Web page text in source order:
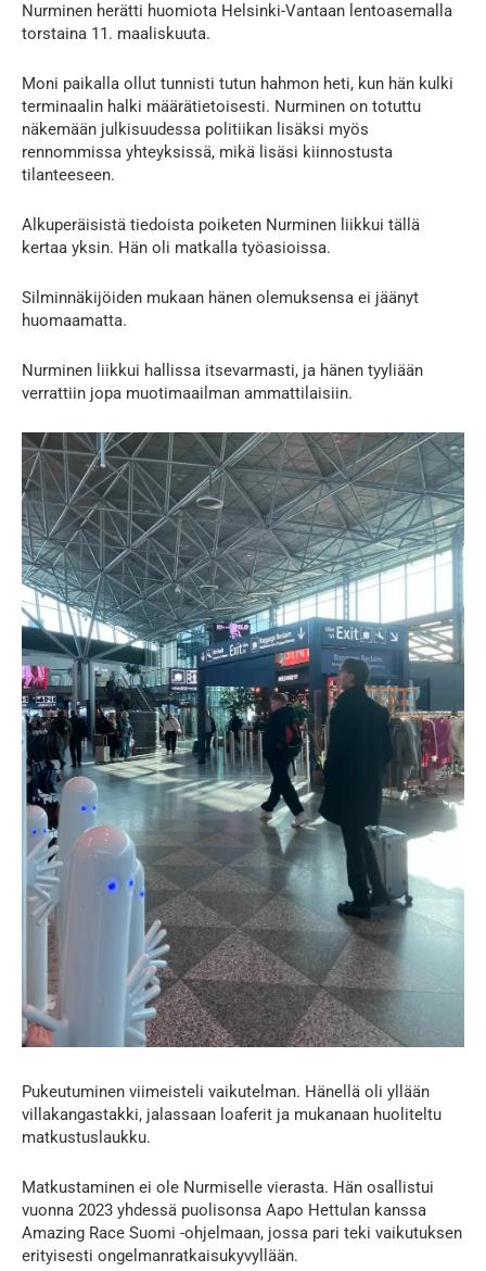
Nurminen herätti huomiota Helsinki-Vantaan lentoasemalla
torstaina 11. maaliskuuta.
Moni paikalla ollut tunnisti tutun hahmon heti, kun hän kulki
terminaalin halki määrätietoisesti. Nurminen on totuttu
näkemään julkisuudessa politiikan lisäksi myös
rennommissa yhteyksissä, mikä lisäsi kiinnostusta
tilanteeseen.
Alkuperäisistä tiedoista poiketen Nurminen liikkui tällä
kertaa yksin. Hän oli matkalla työasioissa.
Silminnäkijöiden mukaan hänen olemuksensa ei jäänyt
huomaamatta.
Nurminen liikkui hallissa itsevarmasti, ja hänen tyyliään
verrattiin jopa muotimaailman ammattilaisiin.
Pukeutuminen viimeisteli vaikutelman. Hänellä oli yllään
villakangastakki, jalassaan loaferit ja mukanaan huoliteltu
matkustuslaukku.
Matkustaminen ei ole Nurmiselle vierasta. Hän osallistui
vuonna 2023 yhdessä puolisonsa Aapo Hettulan kanssa
Amazing Race Suomi -ohjelmaan, jossa pari teki vaikutuksen
erityisesti ongelmanratkaisukyvyllään.